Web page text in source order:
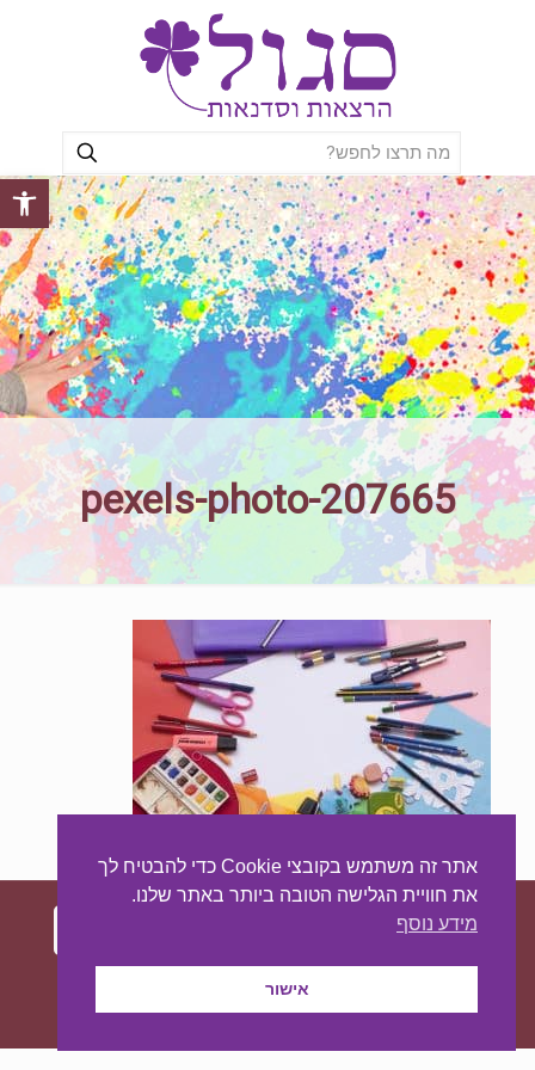
פתח
pexels-photo-207665
עיצוב ובניית האתר:מאסטר סייט - יצירת נוכחות
באינטרנט
אתר זה משתמש בקובצי Cookie כדי להבטיח לך
את חוויית הגלישה הטובה ביותר באתר שלנו.
מידע נוסף
אישור